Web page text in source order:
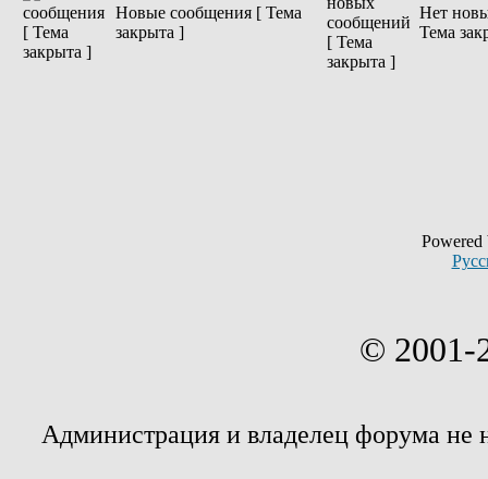
Новые сообщения [ Тема
закрыта ]
Нет
Тема
© 2001-
Администрация и владелец форума не